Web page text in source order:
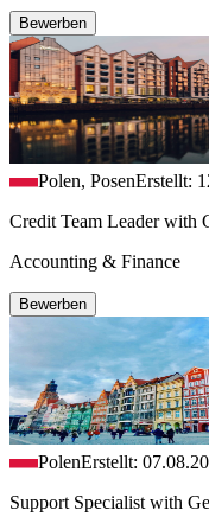
Bewerben
Polen, PosenErstellt:
Credit Team Leader with
Accounting & Finance
Bewerben
PolenErstellt:
Support Specialist with